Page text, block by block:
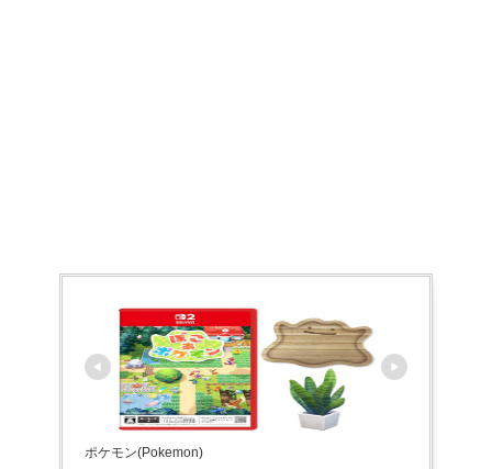
ポケモン(Pokemon)